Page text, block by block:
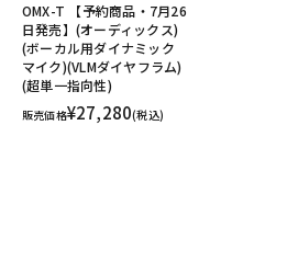
OMX-T 【予約商品・7月26
日発売】(オーディックス)
(ボーカル用ダイナミック
マイク)(VLMダイヤフラム)
(超単一指向性)
販売価格¥27,280(税込)